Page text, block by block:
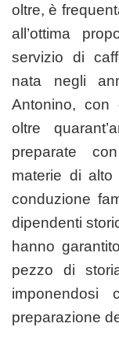
oltre, è
all’ottima
servizio di
nata negli
Antonino, con
oltre
preparate
materie di alto
conduzione
dipendenti
hanno
pezzo di
imponendosi
preparazione